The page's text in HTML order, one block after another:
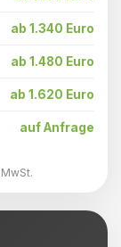
ab 1.340 Euro
ab 1.480 Euro
ab 1.620 Euro
auf Anfrage